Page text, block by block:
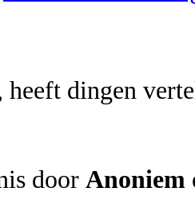
heeft dingen
door Anoniem